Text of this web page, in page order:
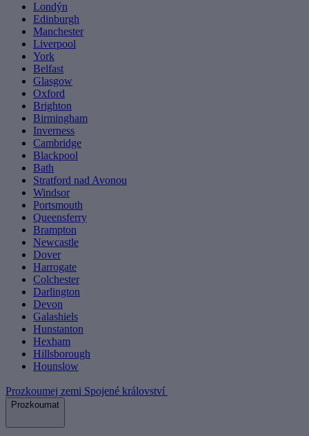
Londýn
Edinburgh
Manchester
Liverpool
York
Belfast
Glasgow
Oxford
Brighton
Birmingham
Inverness
Cambridge
Blackpool
Bath
Stratford nad Avonou
Windsor
Portsmouth
Queensferry
Brampton
Newcastle
Dover
Harrogate
Colchester
Darlington
Devon
Galashiels
Hunstanton
Hexham
Hillsborough
Hounslow
Prozkoumej zemi Spojené království
Prozkoumat